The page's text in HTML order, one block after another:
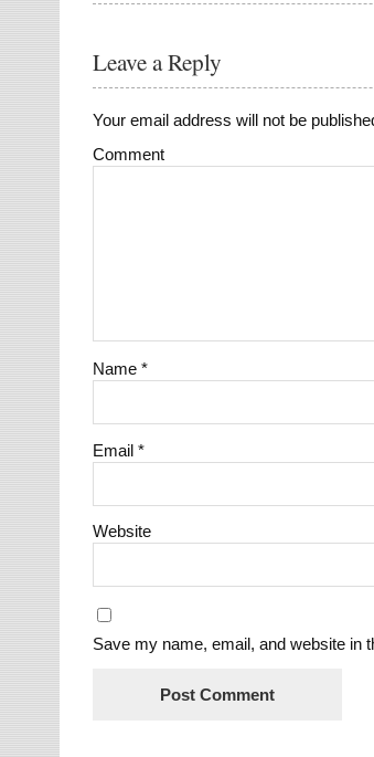
Leave a Reply
Your email address will not be
Comment
Name*
Email*
Website
Save my name, email, and website in